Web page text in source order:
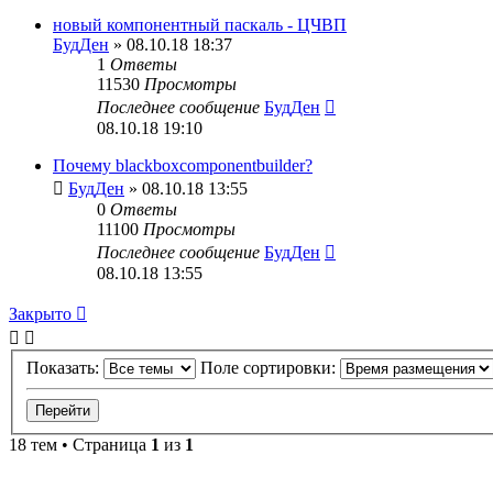
новый компонентный паскаль - ЦЧВП
БудДен » 08.10.18 18:37
1 Ответы
11530 Просмотры
Последнее сообщение БудДен
08.10.18 19:10
Почему blackboxcomponentbuilder?
БудДен » 08.10.18 13:55
0 Ответы
11100 Просмотры
Последнее сообщение БудДен
08.10.18 13:55
Закрыто
Показать: Поле сортировки:
18 тем • Страница 1 из 1